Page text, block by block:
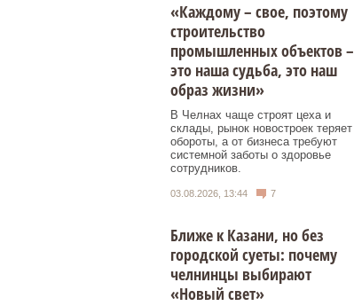
«Каждому – свое, поэтому
строительство
промышленных объектов –
это наша судьба, это наш
образ жизни»
В Челнах чаще строят цеха и
склады, рынок новостроек теряет
обороты, а от бизнеса требуют
системной заботы о здоровье
сотрудников.
03.08.2026, 13:44 7
Ближе к Казани, но без
городской суеты: почему
челнинцы выбирают
«Новый свет»